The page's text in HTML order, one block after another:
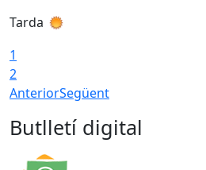
Tarda
1
2
AnteriorSegüent
Butlletí digital